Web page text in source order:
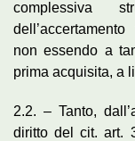
complessiva
non essendo a
prima acquisita, a
2.2. – Tanto,
diritto del cit. art.